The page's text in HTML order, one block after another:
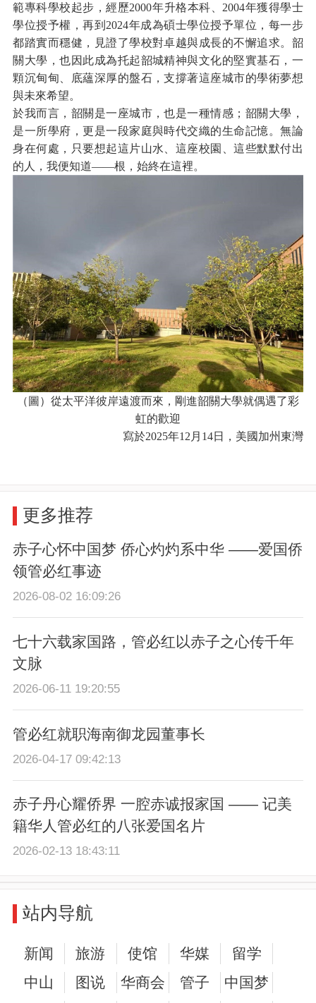
範專科學校起步，經歷2000年升格本科、2004年獲得學士
學位授予權，再到2024年成為碩士學位授予單位，每一步
都踏實而穩健，見證了學校對卓越與成長的不懈追求。韶
關大學，也因此成為托起韶城精神與文化的堅實基石，一
顆沉甸甸、底蘊深厚的盤石，支撐著這座城市的學術夢想
與未來希望。
於我而言，韶關是一座城市，也是一種情感；韶關大學，
是一所學府，更是一段家庭與時代交織的生命記憶。無論
身在何處，只要想起這片山水、這座校園、這些默默付出
的人，我便知道——根，始終在這裡。
（圖）從太平洋彼岸遠渡而來，剛進韶關大學就偶遇了彩
虹的歡迎
寫於2025年12月14日，美國加州東灣
更多推荐
赤子心怀中国梦 侨心灼灼系中华 ——爱国侨
领管必红事迹
2026-08-02 16:09:26
七十六载家国路，管必红以赤子之心传千年
文脉
2026-06-11 19:20:55
管必红就职海南御龙园董事长
2026-04-17 09:42:13
赤子丹心耀侨界 一腔赤诚报家国 —— 记美
籍华人管必红的八张爱国名片
2026-02-13 18:43:11
站内导航
新闻 旅游 使馆 华媒
留学
中山
图说 华商会 管子 中国梦